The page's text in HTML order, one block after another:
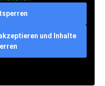
und Inhalte